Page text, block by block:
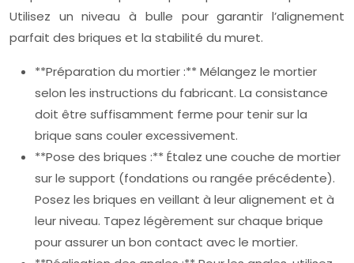
Utilisez un niveau à bulle pour garantir l’alignement
parfait des briques et la stabilité du muret.
**Préparation du mortier :** Mélangez le mortier
selon les instructions du fabricant. La consistance
doit être suffisamment ferme pour tenir sur la
brique sans couler excessivement.
**Pose des briques :** Étalez une couche de mortier
sur le support (fondations ou rangée précédente).
Posez les briques en veillant à leur alignement et à
leur niveau. Tapez légèrement sur chaque brique
pour assurer un bon contact avec le mortier.